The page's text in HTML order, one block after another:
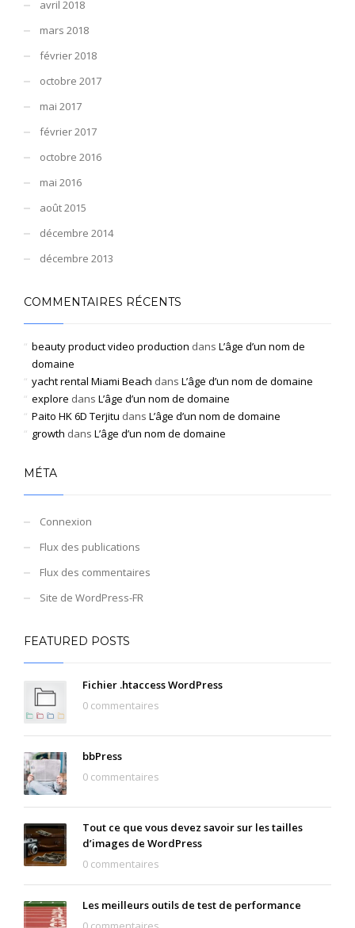
avril 2018
mars 2018
février 2018
octobre 2017
mai 2017
février 2017
octobre 2016
mai 2016
août 2015
décembre 2014
décembre 2013
COMMENTAIRES RÉCENTS
beauty product video production dans L’âge d’un nom de
domaine
yacht rental Miami Beach dans L’âge d’un nom de domaine
explore dans L’âge d’un nom de domaine
Paito HK 6D Terjitu dans L’âge d’un nom de domaine
growth dans L’âge d’un nom de domaine
MÉTA
Connexion
Flux des publications
Flux des commentaires
Site de WordPress-FR
FEATURED POSTS
Fichier .htaccess WordPress
0 commentaires
bbPress
0 commentaires
Tout ce que vous devez savoir sur les tailles
d’images de WordPress
0 commentaires
Les meilleurs outils de test de performance